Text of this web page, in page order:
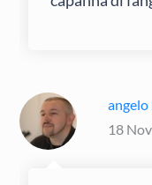
angelo
18